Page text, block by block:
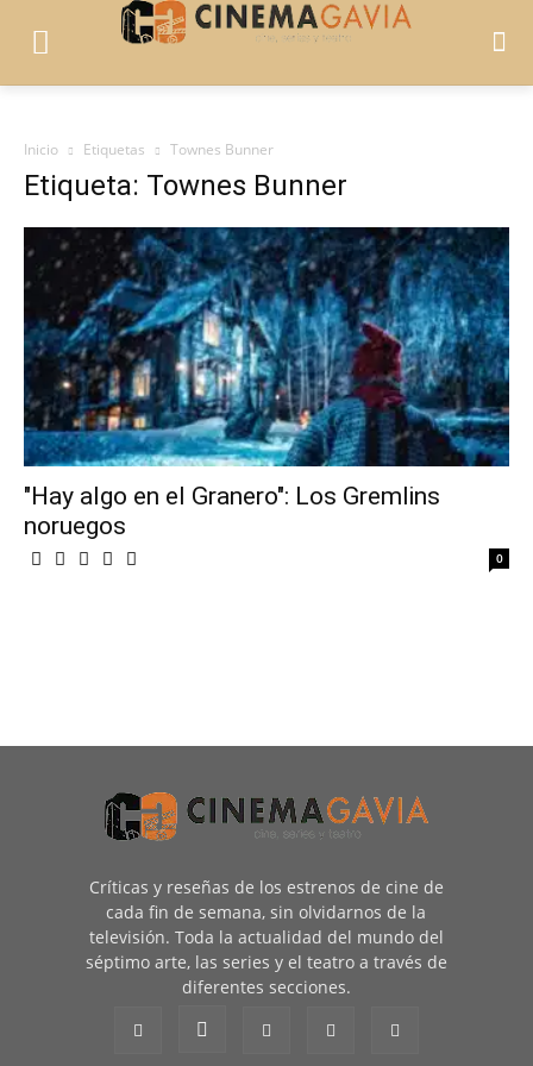
Inicio Etiquetas Townes Bunner
Etiqueta: Townes Bunner
"Hay algo en el Granero": Los Gremlins
noruegos
0
Críticas y reseñas de los estrenos de cine de
cada fin de semana, sin olvidarnos de la
televisión. Toda la actualidad del mundo del
séptimo arte, las series y el teatro a través de
diferentes secciones.